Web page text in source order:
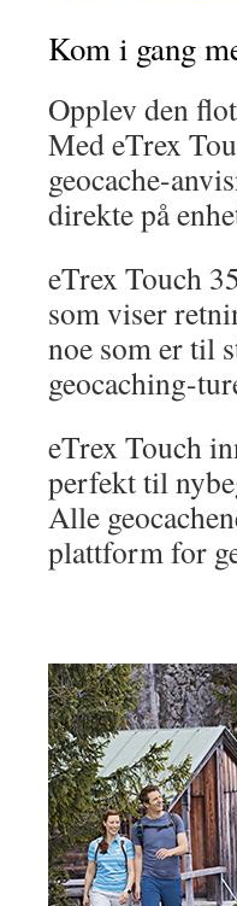
Kom i gang
Opplev den
Med eTrex
geocache-
direkte på
eTrex Touch
som viser
noe som er til
geocaching-
eTrex Touch
perfekt til
Alle
plattform for